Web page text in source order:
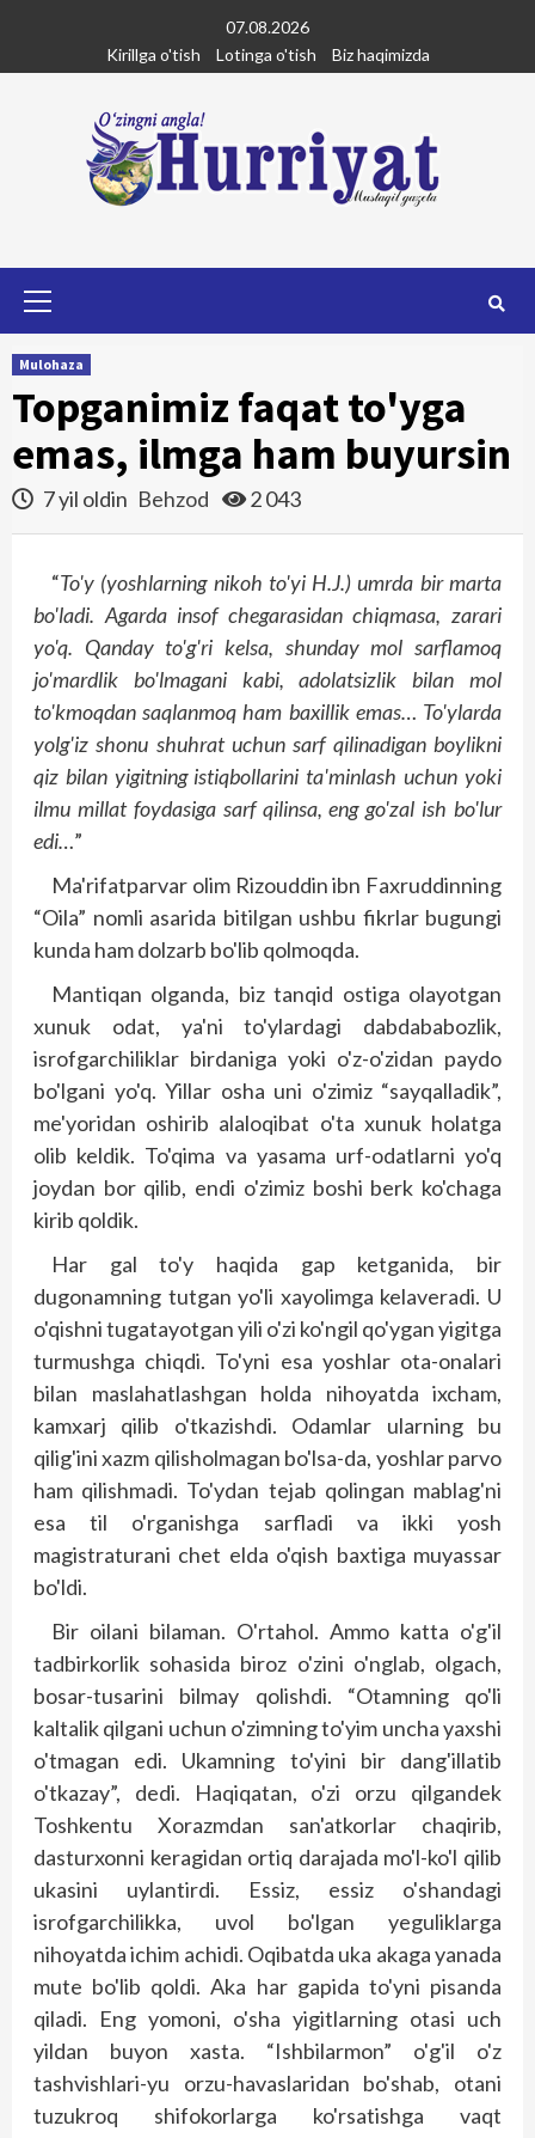
content
07.08.2026
Kirillga o'tish
Lotinga o'tish Biz haqimizda
Mulohaza
Topganimiz faqat to'yga
emas, ilmga ham buyursin
7 yil oldin Behzod 2 043
“To'y (yoshlarning nikoh to'yi H.J.) umrda bir marta
bo'ladi. Agarda insof chegarasidan chiqmasa, zarari
yo'q. Qanday to'g'ri kelsa, shunday mol sarflamoq
jo'mardlik bo'lmagani kabi, adolatsizlik bilan mol
to'kmoqdan saqlanmoq ham baxillik emas… To'ylarda
yolg'iz shonu shuhrat uchun sarf qilinadigan boylikni
qiz bilan yigitning istiqbollarini ta'minlash uchun yoki
ilmu millat foydasiga sarf qilinsa, eng go'zal ish bo'lur
edi…”
Ma'rifatparvar olim Rizouddin ibn Faxruddinning
“Oila” nomli asarida bitilgan ushbu fikrlar bugungi
kunda ham dolzarb bo'lib qolmoqda.
Mantiqan olganda, biz tanqid ostiga olayotgan
xunuk odat, ya'ni to'ylardagi dabdababozlik,
isrofgarchiliklar birdaniga yoki o'z-o'zidan paydo
bo'lgani yo'q. Yillar osha uni o'zimiz “sayqalladik”,
me'yoridan oshirib alaloqibat o'ta xunuk holatga
olib keldik. To'qima va yasama urf-odatlarni yo'q
joydan bor qilib, endi o'zimiz boshi berk ko'chaga
kirib qoldik.
Har gal to'y haqida gap ketganida, bir
dugonamning tutgan yo'li xayolimga kelaveradi. U
o'qishni tugatayotgan yili o'zi ko'ngil qo'ygan yigitga
turmushga chiqdi. To'yni esa yoshlar ota-onalari
bilan maslahatlashgan holda nihoyatda ixcham,
kamxarj qilib o'tkazishdi. Odamlar ularning bu
qilig'ini xazm qilisholmagan bo'lsa-da, yoshlar parvo
ham qilishmadi. To'ydan tejab qolingan mablag'ni
esa til o'rganishga sarfladi va ikki yosh
magistraturani chet elda o'qish baxtiga muyassar
bo'ldi.
Bir oilani bilaman. O'rtahol. Ammo katta o'g'il
tadbirkorlik sohasida biroz o'zini o'nglab, olgach,
bosar-tusarini bilmay qolishdi. “Otamning qo'li
kaltalik qilgani uchun o'zimning to'yim uncha yaxshi
o'tmagan edi. Ukamning to'yini bir dang'illatib
o'tkazay”, dedi. Haqiqatan, o'zi orzu qilgandek
Toshkentu Xorazmdan san'atkorlar chaqirib,
dasturxonni keragidan ortiq darajada mo'l-ko'l qilib
ukasini uylantirdi. Essiz, essiz o'shandagi
isrofgarchilikka, uvol bo'lgan yeguliklarga
nihoyatda ichim achidi. Oqibatda uka akaga yanada
mute bo'lib qoldi. Aka har gapida to'yni pisanda
qiladi. Eng yomoni, o'sha yigitlarning otasi uch
yildan buyon xasta. “Ishbilarmon” o'g'il o'z
tashvishlari-yu orzu-havaslaridan bo'shab, otani
tuzukroq shifokorlarga ko'rsatishga vaqt